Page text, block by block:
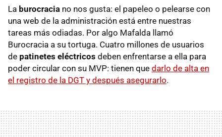
La burocracia no nos gusta: el papeleo o pelearse con
una web de la administración está entre nuestras
tareas más odiadas. Por algo Mafalda llamó
Burocracia a su tortuga. Cuatro millones de usuarios
de patinetes eléctricos deben enfrentarse a ella para
poder circular con su MVP: tienen que darlo de alta en
el registro de la DGT y después asegurarlo.